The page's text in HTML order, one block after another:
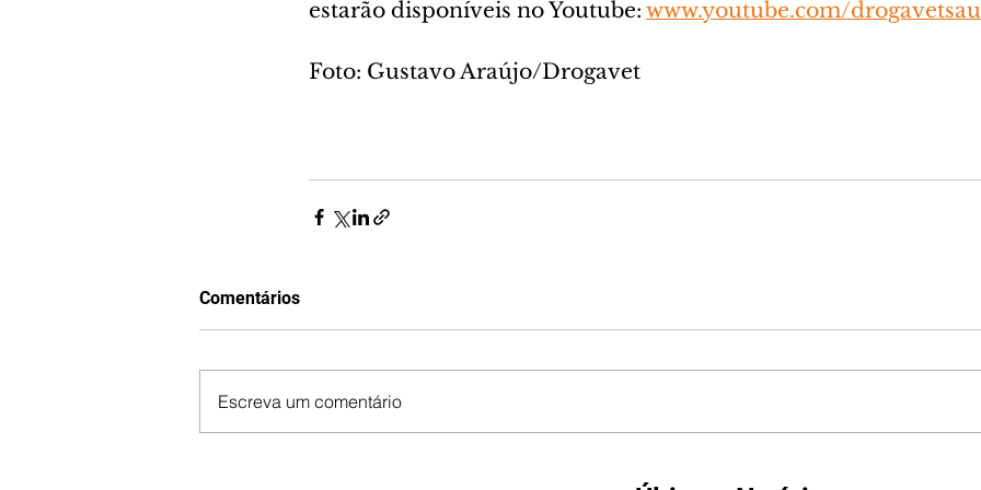
estarão disponíveis no Youtube: www.youtube.com/
Foto: Gustavo Araújo/Drogavet
Comentários
Escreva um comentário